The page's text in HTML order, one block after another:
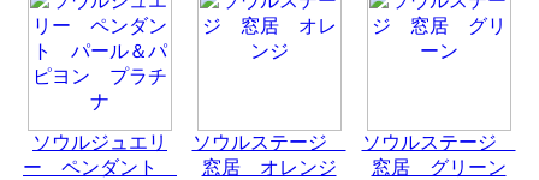
ソウルジュエリ
ー ペンダント
ソウルステージ
窓居 オレンジ
ソウルステージ
窓居 グリーン